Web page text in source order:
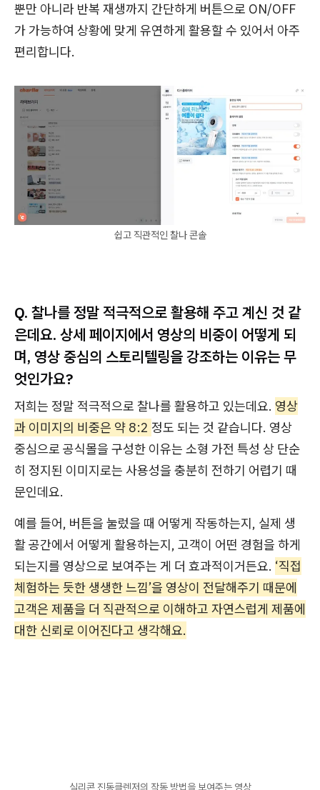
뿐만 아니라 반복 재생까지 간단하게 버튼으로 ON/OFF
가 가능하여 상황에 맞게 유연하게 활용할 수 있어서 아주
편리합니다.
쉽고 직관적인 찰나 콘솔
Q. 찰나를 정말 적극적으로 활용해 주고 계신 것 같
은데요. 상세 페이지에서 영상의 비중이 어떻게 되
며, 영상 중심의 스토리텔링을 강조하는 이유는 무
엇인가요?
저희는 정말 적극적으로 찰나를 활용하고 있는데요. 영상
과 이미지의 비중은 약 8:2 정도 되는 것 같습니다. 영상
중심으로 공식몰을 구성한 이유는 소형 가전 특성 상 단순
히 정지된 이미지로는 사용성을 충분히 전하기 어렵기 때
문인데요.
예를 들어, 버튼을 눌렀을 때 어떻게 작동하는지, 실제 생
활 공간에서 어떻게 활용하는지, 고객이 어떤 경험을 하게
되는지를 영상으로 보여주는 게 더 효과적이거든요. ‘직접
체험하는 듯한 생생한 느낌’을 영상이 전달해주기 때문에
고객은 제품을 더 직관적으로 이해하고 자연스럽게 제품에
대한 신뢰로 이어진다고 생각해요.
실리콘 진동클렌저의 작동 방법을 보여주는 영상